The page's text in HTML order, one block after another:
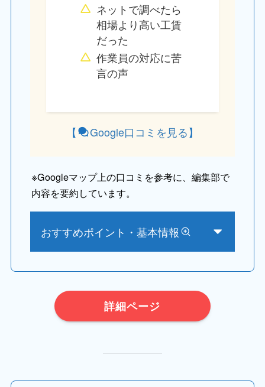
ネットで調べたら
相場より高い工賃
だった
作業員の対応に苦
言の声
【 Google口コミを見る】
※Googleマップ上の口コミを参考に、編集部で
内容を要約しています。
おすすめポイント・基本情報
詳細ページ